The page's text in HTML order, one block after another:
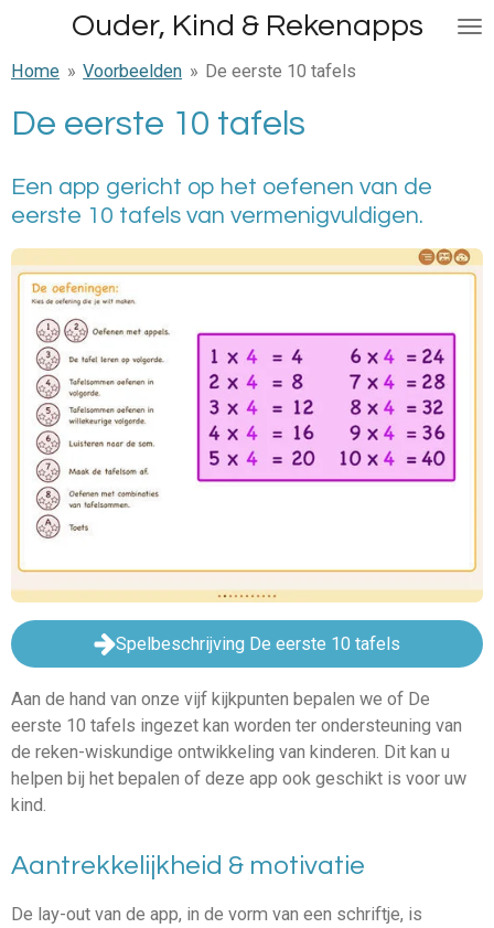
naar
hoofdinhoud
Ouder, Kind & Rekenapps
Home » Voorbeelden » De eerste 10 tafels
De eerste 10 tafels
Een app gericht op het oefenen van de
eerste 10 tafels van vermenigvuldigen.
Spelbeschrijving De eerste 10 tafels
Aan de hand van onze vijf kijkpunten bepalen we of De
eerste 10 tafels ingezet kan worden ter ondersteuning van
de reken-wiskundige ontwikkeling van kinderen. Dit kan u
helpen bij het bepalen of deze app ook geschikt is voor uw
kind.
Aantrekkelijkheid & motivatie
De lay-out van de app, in de vorm van een schriftje, is